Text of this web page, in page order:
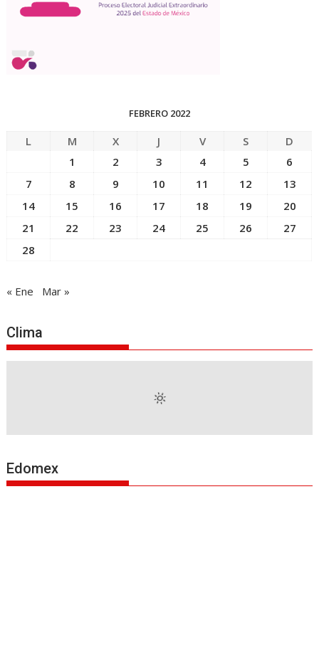
FEBRERO 2022
L M X J V S
D
1
2 3 4 5
6
7
8 9 10 11 12
13
14
15 16 17 18 19
20
21
22 23 24 25 26
27
28
« Ene Mar »
Clima
Edomex